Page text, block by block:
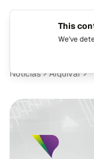
Notícias Arquivar
This
We've